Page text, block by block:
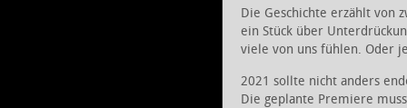
Die Geschichte erzählt von
ein Stück über
viele von uns fühlen. Oder
2021 sollte nicht anders
Die geplante Premiere